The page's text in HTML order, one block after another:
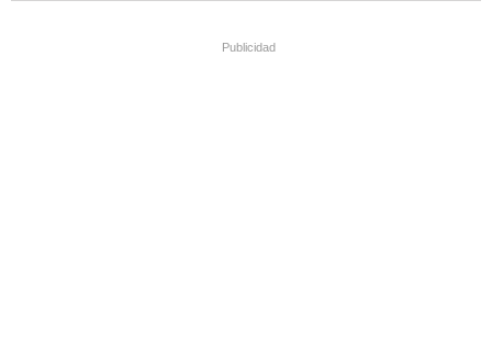
Publicidad